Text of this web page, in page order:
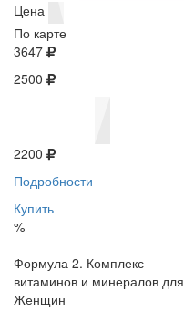
Цена
По карте
3647
2500
2200
Подробности
Купить
%
Формула 2. Комплекс
витаминов и минералов для
Женщин